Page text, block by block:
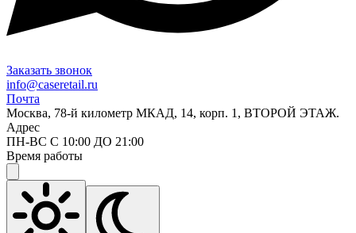
Заказать звонок
info@caseretail.ru
Почта
Москва, 78-й километр МКАД, 14, корп. 1, ВТОРОЙ ЭТАЖ.
Адрес
ПН-ВС С 10:00 ДО 21:00
Время работы